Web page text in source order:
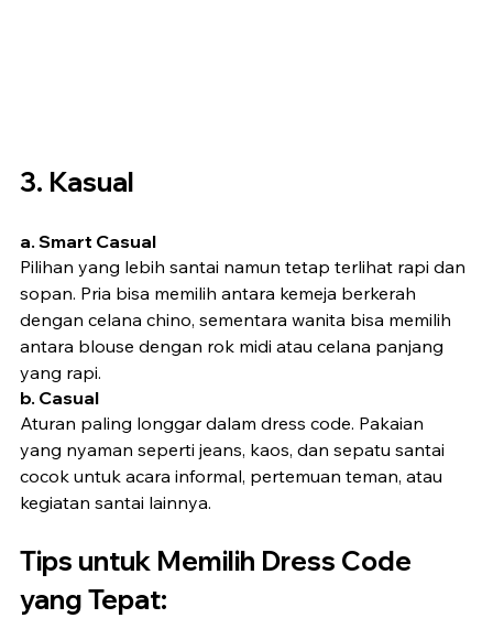
3. Kasual
a. Smart Casual
Pilihan yang lebih santai namun tetap terlihat rapi dan
sopan. Pria bisa memilih antara kemeja berkerah
dengan celana chino, sementara wanita bisa memilih
antara blouse dengan rok midi atau celana panjang
yang rapi.
b. Casual
Aturan paling longgar dalam dress code. Pakaian
yang nyaman seperti jeans, kaos, dan sepatu santai
cocok untuk acara informal, pertemuan teman, atau
kegiatan santai lainnya.
Tips untuk Memilih Dress Code
yang Tepat: